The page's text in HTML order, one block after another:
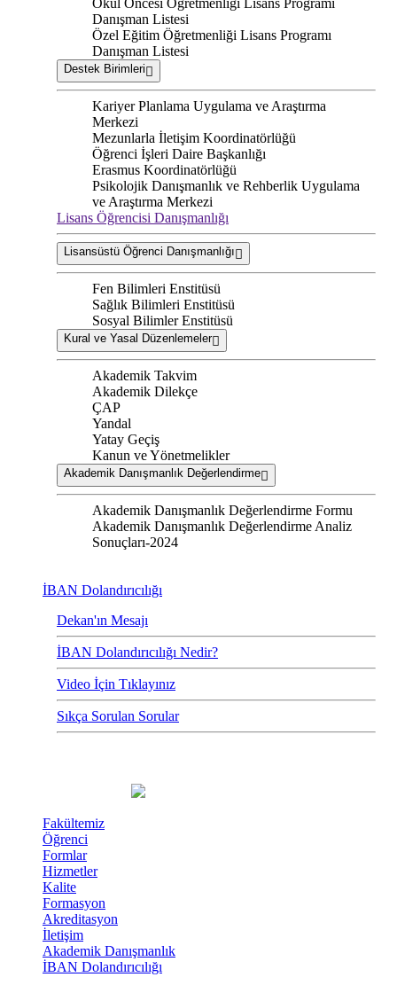
Okul Öncesi Öğretmenliği Lisans Programı
Danışman Listesi
Özel Eğitim Öğretmenliği Lisans Programı
Danışman Listesi
Destek Birimleri
Kariyer Planlama Uygulama ve Araştırma
Merkezi
Mezunlarla İletişim Koordinatörlüğü
Öğrenci İşleri Daire Başkanlığı
Erasmus Koordinatörlüğü
Psikolojik Danışmanlık ve Rehberlik Uygulama
ve Araştırma Merkezi
Lisans Öğrencisi Danışmanlığı
Lisansüstü Öğrenci Danışmanlığı
Fen Bilimleri Enstitüsü
Sağlık Bilimleri Enstitüsü
Sosyal Bilimler Enstitüsü
Kural ve Yasal Düzenlemeler
Akademik Takvim
Akademik Dilekçe
ÇAP
Yandal
Yatay Geçiş
Kanun ve Yönetmelikler
Akademik Danışmanlık Değerlendirme
Akademik Danışmanlık Değerlendirme Formu
Akademik Danışmanlık Değerlendirme Analiz
Sonuçları-2024
İBAN Dolandırıcılığı
Dekan'ın Mesajı
İBAN Dolandırıcılığı Nedir?
Video İçin Tıklayınız
Sıkça Sorulan Sorular
Fakültemiz
Öğrenci
Formlar
Hizmetler
Kalite
Formasyon
Akreditasyon
İletişim
Akademik Danışmanlık
İBAN Dolandırıcılığı